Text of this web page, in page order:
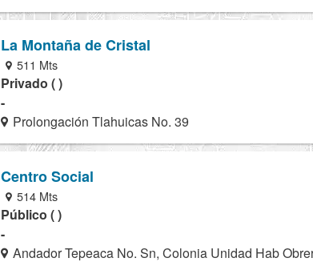
La Montaña de Cristal
511 Mts
Privado ( )
-
Prolongación Tlahuicas No. 39
Centro Social
514 Mts
Público ( )
-
Andador Tepeaca No. Sn, Colonia Unidad Hab